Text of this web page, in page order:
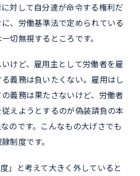
対して自分達が命令する権利だ
、労働基準法で定められている
切無視するところです。
けど、雇用主として労働者を雇
義務は負いたくない。雇用はし
義務は果たさないけど、労働者
えようとするのが偽装請負の本
のです。こんなもの大げさでも
制度です。
」と考えて大きく外していると